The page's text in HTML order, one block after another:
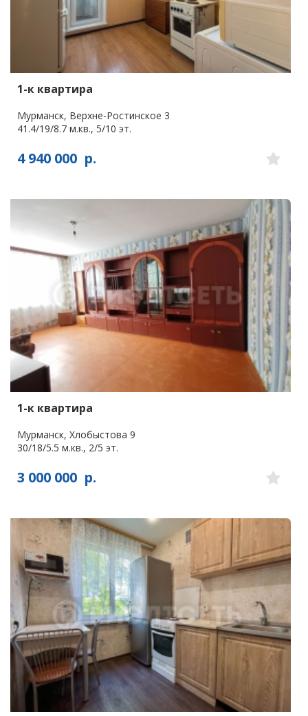
1-к квартира
Мурманск, Верхне-Ростинское 3
41.4/19/8.7 м.кв., 5/10 эт.
4 940 000 р.
1-к квартира
Мурманск, Хлобыстова 9
30/18/5.5 м.кв., 2/5 эт.
3 000 000 р.